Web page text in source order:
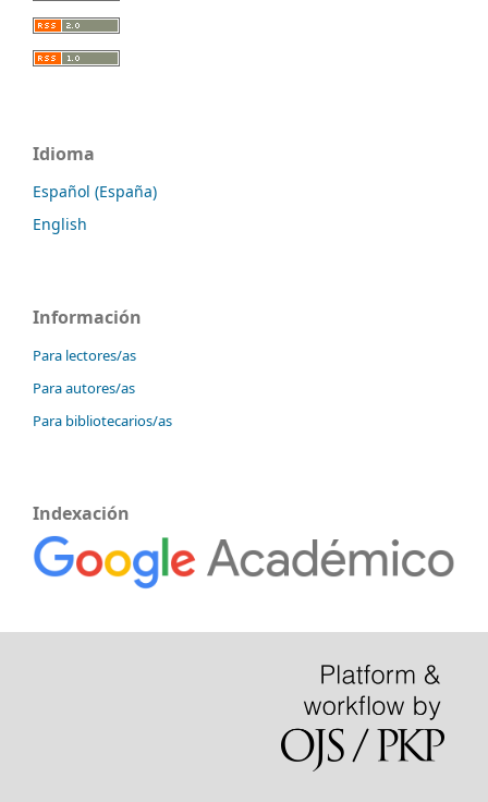
Idioma
Español (España)
English
Información
Para lectores/as
Para autores/as
Para bibliotecarios/as
Indexación